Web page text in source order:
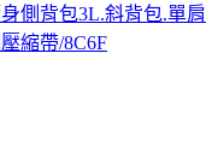
側背包3L.斜背包.單肩
縮帶/8C6F